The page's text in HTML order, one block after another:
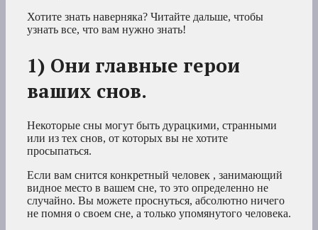
Хотите знать наверняка? Читайте дальше, чтобы
узнать все, что вам нужно знать!
1) Они главные герои
ваших снов.
Некоторые сны могут быть дурацкими, странными
или из тех снов, от которых вы не хотите
просыпаться.
Если вам снится конкретный человек , занимающий
видное место в вашем сне, то это определенно не
случайно. Вы можете проснуться, абсолютно ничего
не помня о своем сне, а только упомянутого человека.